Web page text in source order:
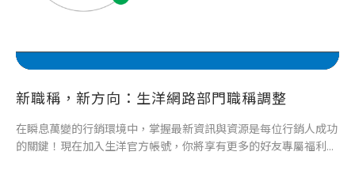
新職稱，新方向：生洋網路部門職稱調整
在瞬息萬變的行銷環境中，掌握最新資訊與資源是每位行銷人成功
的關鍵！現在加入生洋官方帳號，你將享有更多的好友專屬福利，